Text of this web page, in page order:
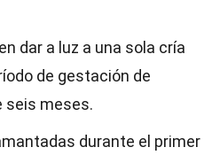
dar a luz a una sola cría
de gestación de
seis meses.
durante el primer